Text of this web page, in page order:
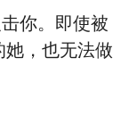
你。即使被
，也无法做